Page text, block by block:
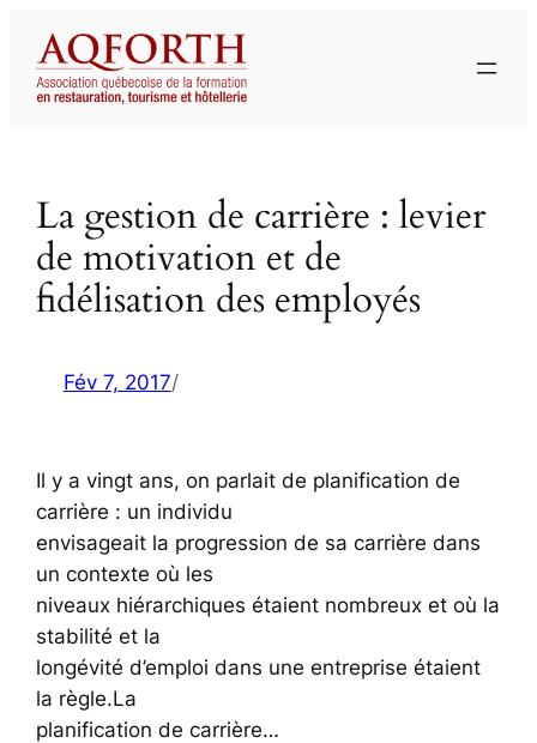
contenu
La gestion de carrière : levier
de motivation et de
fidélisation des employés
Fév 7, 2017/
Il y a vingt ans, on parlait de planification de
carrière : un individu
envisageait la progression de sa carrière dans
un contexte où les
niveaux hiérarchiques étaient nombreux et où la
stabilité et la
longévité d’emploi dans une entreprise étaient
la règle.La
planification de carrière…